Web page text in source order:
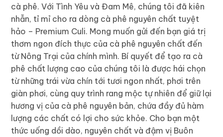
cà phê. Với Tình Yêu và Đam Mê, chúng tôi đã kiên
nhẫn, tỉ mỉ cho ra dòng cà phê nguyên chất tuyệt
hảo – Premium Culi. Mong muốn gửi đến bạn giá trị
thơm ngon đích thực của cà phê nguyên chất đến
từ Nông Trại của chính mình. Bí quyết để tạo ra cà
phê chất lượng cao của chúng tôi là được hái chọn
từ những trái vừa chín tới tươi ngon nhất, phơi trên
giàn phơi, cùng quy trình rang mộc tự nhiên để giữ lại
hương vị của cà phê nguyên bản, chứa đầy đủ hàm
lượng các chất có lợi cho sức khỏe. Cho bạn một
thức uống dồi dào, nguyên chất và đậm vị Buôn